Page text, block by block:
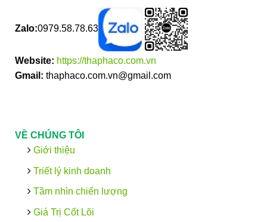
Zalo:0979.58.78.63
Website: https://thaphaco.com.vn
Gmail: thaphaco.com.vn@gmail.com
VỀ CHÚNG TÔI
Giới thiệu
Triết lý kinh doanh
Tầm nhìn chiến lượng
Giá Trị Cốt Lõi